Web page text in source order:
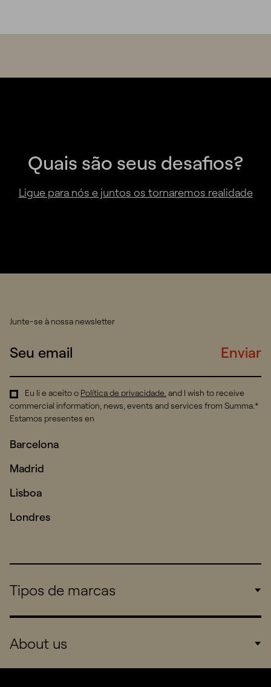
Quais são seus desafios?
Ligue para nós e juntos os tornaremos realidade
Junte-se à nossa newsletter
Enviar
Eu li e aceito o Política de privacidade. and I wish to receive
commercial information, news, events and services from Summa.*
Estamos presentes en
Barcelona
Madrid
Lisboa
Londres
Tipos de marcas
Consumers
About us